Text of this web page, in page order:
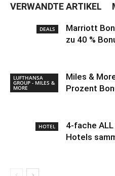
VERWANDTE ARTIKEL
DEALS
Marriott
zu 40 %
LUFTHANSA
GROUP - MILES &
MORE
Miles &
Prozent
HOTEL
4-fache
Hotels